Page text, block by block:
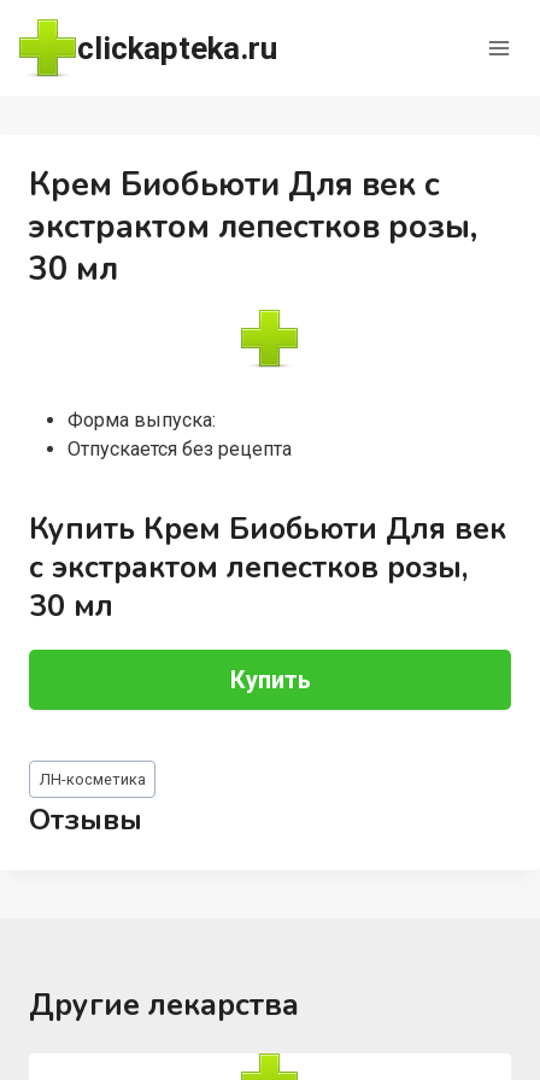
Перейти
содержимому
clickapteka.ru
Крем Биобьюти Для век с
экстрактом лепестков розы,
30 мл
Форма выпуска:
Отпускается без рецепта
Купить Крем Биобьюти Для век
с экстрактом лепестков розы,
30 мл
Купить
Метки
записи:
ЛН-косметика
Отзывы
Другие лекарства